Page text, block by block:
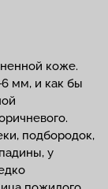
коже.
мм, и как бы
подбородок,
у